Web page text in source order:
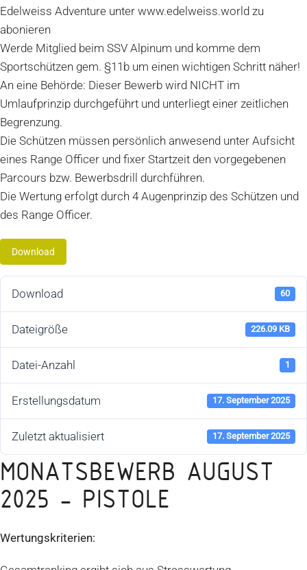
Edelweiss Adventure unter www.edelweiss.world zu
abonieren
Werde Mitglied beim SSV Alpinum und komme dem
Sportschützen gem. §11b um einen wichtigen Schritt näher!
An eine Behörde: Dieser Bewerb wird NICHT im
Umlaufprinzip durchgeführt und unterliegt einer zeitlichen
Begrenzung.
Die Schützen müssen persönlich anwesend unter Aufsicht
eines Range Officer und fixer Startzeit den vorgegebenen
Parcours bzw. Bewerbsdrill durchführen.
Die Wertung erfolgt durch 4 Augenprinzip des Schützen und
des Range Officer.
Download
Download 60
Dateigröße 226.09 KB
Datei-Anzahl 1
Erstellungsdatum 17. September 2025
Zuletzt aktualisiert 17. September 2025
MONATSBEWERB AUGUST
2025 - PISTOLE
Wertungskriterien: